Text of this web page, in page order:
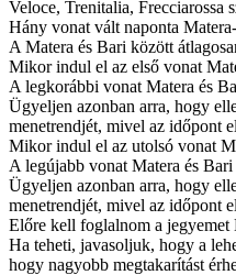
Veloce, Trenitalia, Frecciarossa
Hány vonat vált naponta
A Matera és Bari között
Mikor indul el az első vonat
A legkorábbi vonat Matera és
Ügyeljen azonban arra, hogy
menetrendjét, mivel az időpont
Mikor indul el az utolsó vonat
A legújabb vonat Matera és
Ügyeljen azonban arra, hogy
menetrendjét, mivel az időpont
Előre kell foglalnom a jegyemet
Ha teheti, javasoljuk, hogy a
hogy nagyobb megtakarítást